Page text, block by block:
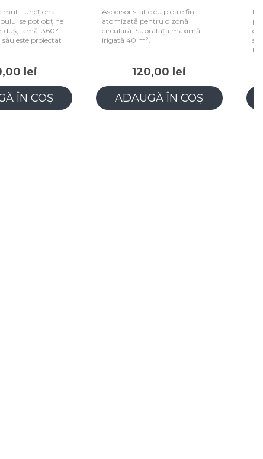
se pot obține
lamă, 360°,
este proiectat
lei
ÎN COȘ
Aspersor static cu ploaie fin
atomizată pentru o zonă
circulară. Suprafața maximă
irigată 40 m².
120,00 lei
ADAUGĂ ÎN COȘ